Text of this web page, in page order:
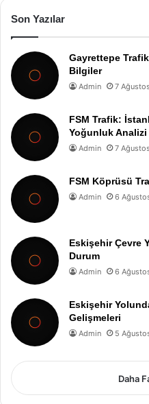
Son Yazılar
Gayrettepe
Bilgiler
Admin 7
FSM Trafik:
Yoğunluk Analizi
Admin 7
FSM Köprüsü
Admin 6
Eskişehir Çevre
Durum
Admin 6
Eskişehir
Gelişmeleri
Admin 5
Daha